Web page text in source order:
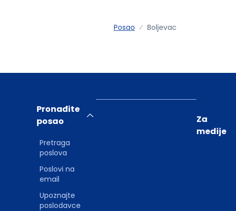
Posao Boljevac
Pronađite
posao
Pretraga
poslova
Poslovi na
email
Upoznajte
poslodavce
Za
medije